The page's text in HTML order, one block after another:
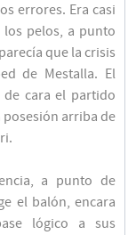
errores. Era casi
pelos, a punto
que la crisis
de Mestalla. El
de cara el partido
arriba de
a punto de
el balón, encara
lógico a sus